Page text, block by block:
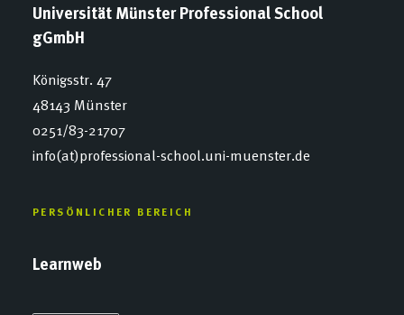
Universität Münster Professional School
gGmbH
Königsstr. 47
48143 Münster
0251/83-21707
info(at)professional-school.uni-muenster.de
PERSÖNLICHER BEREICH
Learnweb